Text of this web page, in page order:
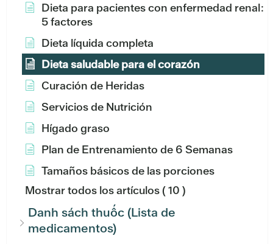
Dieta para pacientes con enfermedad renal:
5 factores
Dieta líquida completa
Dieta saludable para el corazón
Curación de Heridas
Servicios de Nutrición
Hígado graso
Plan de Entrenamiento de 6 Semanas
Tamaños básicos de las porciones
Mostrar todos los artículos( 10 )
Danh sách thuốc (Lista de
medicamentos)